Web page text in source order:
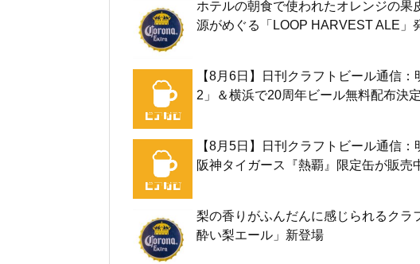
ホテルの朝食で使われたオレンジの
源がめぐる「LOOP HARVEST ALE」
【8月6日】日刊クラフトビール通信
2」＆横浜で20周年ビール無料配布決定
【8月5日】日刊クラフトビール通信
阪神タイガース『熱覇』限定缶が販売
梨の香りがふんだんに感じられるクラ
酔い梨エール」新登場